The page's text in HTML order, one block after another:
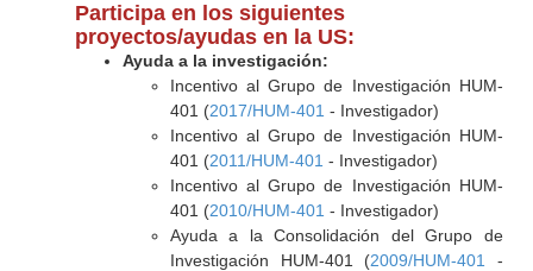
Participa en los siguientes
proyectos/ayudas en la US:
Ayuda a la investigación:
Incentivo al Grupo de Investigación HUM-
401 (2017/HUM-401 - Investigador)
Incentivo al Grupo de Investigación HUM-
401 (2011/HUM-401 - Investigador)
Incentivo al Grupo de Investigación HUM-
401 (2010/HUM-401 - Investigador)
Ayuda a la Consolidación del Grupo de
Investigación HUM-401 (2009/HUM-401
-